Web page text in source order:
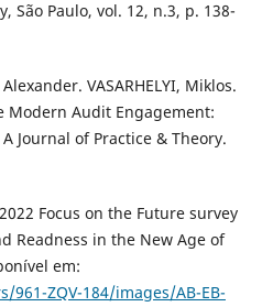
São Paulo, vol. 12, n.3, p. 138-
VASARHELYI, Miklos.
Modern Audit Engagement:
Journal of Practice & Theory.
Focus on the Future survey
Readness in the New Age of
em:
ZQV-184/images/AB-EB-